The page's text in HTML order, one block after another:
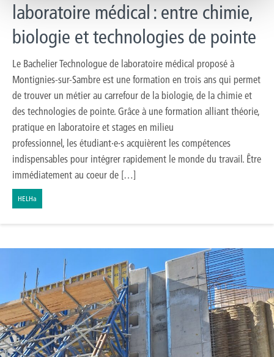
laboratoire médical : entre chimie,
biologie et technologies de pointe
Le Bachelier Technologue de laboratoire médical proposé à
Montignies-sur-Sambre est une formation en trois ans qui permet
de trouver un métier au carrefour de la biologie, de la chimie et
des technologies de pointe. Grâce à une formation alliant théorie,
pratique en laboratoire et stages en milieu
professionnel, les étudiant·e·s acquièrent les compétences
indispensables pour intégrer rapidement le monde du travail. Être
immédiatement au coeur de […]
HELHa